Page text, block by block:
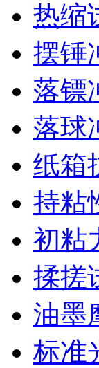
热缩
摆锤
落镖
落球
纸箱
持粘
初粘
揉搓
油墨
标准